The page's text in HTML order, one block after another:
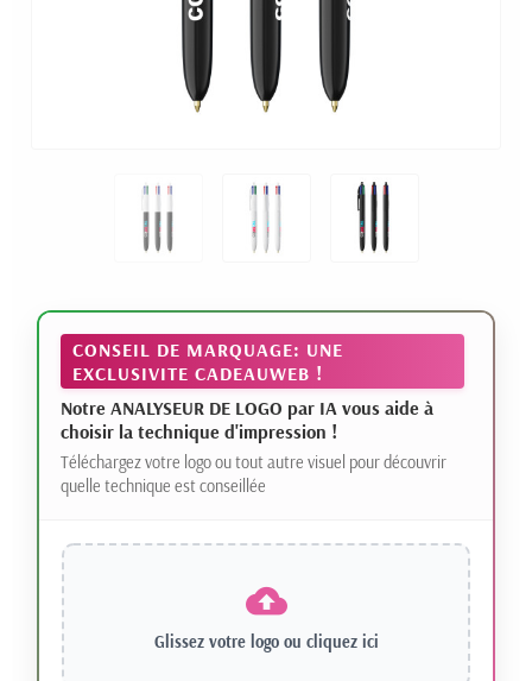
CONSEIL DE MARQUAGE: UNE
EXCLUSIVITE CADEAUWEB !
Notre ANALYSEUR DE LOGO par IA vous aide à
choisir la technique d'impression !
Téléchargez votre logo ou tout autre visuel pour découvrir
quelle technique est conseillée
Glissez votre logo ou cliquez ici